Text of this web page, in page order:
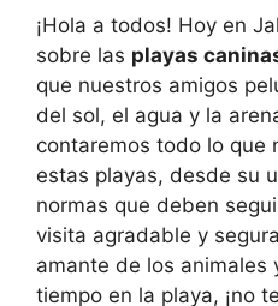
¡Hola a todos! Hoy en
sobre las playas
que nuestros amigos
del sol, el agua y la
contaremos todo lo que
estas playas, desde su
normas que deben
visita agradable y
amante de los animales
tiempo en la playa, ¡no